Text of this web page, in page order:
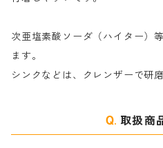
次亜塩素酸ソーダ（ハイター）
ます。
シンクなどは、クレンザーで研
取扱商